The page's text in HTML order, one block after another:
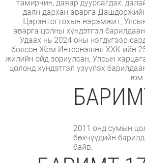
тамирчин, даяар дуурсагдах,
даян дархан аварга
Цэрэнтогтохын нэрэмжит,
аварга цолны хүндэтгэл барилдаан.
Удаах нь 2024 оны нэгдүгээр
болсон Жем Интернэшнл ХХК-ийн
жилийн ойд зориулсан, Улсын
цолонд хүндэтгэл үзүүлэх
юм.
2011 онд сумын
бөхчүүдийн
байв.